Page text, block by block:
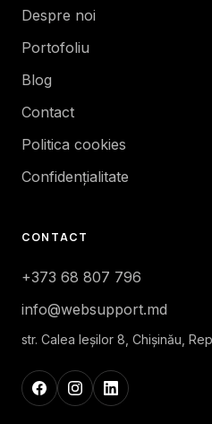
Despre noi
Portofoliu
Blog
Contact
Politica cookies
Confidențialitate
CONTACT
+373 68 807 796
info@websupport.md
str. Calea Ieşilor 8, Chișinău,